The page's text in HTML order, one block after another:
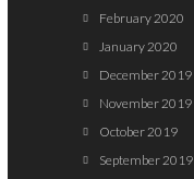
February 2020
January 2020
December 2019
November 2019
October 2019
September 2019